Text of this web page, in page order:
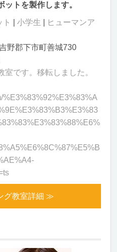
トを製作します。
ト 小学生
ヒューマンア
野郡下市町善城730
室です。移転しました。
%E3%83%92%E3%83%A
グ教室詳細 ≫